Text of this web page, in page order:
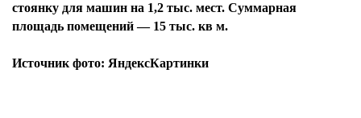
стоянку для машин на 1,2 тыс. мест. Суммарная
площадь помещений — 15 тыс. кв м.
Источник фото: ЯндексКартинки